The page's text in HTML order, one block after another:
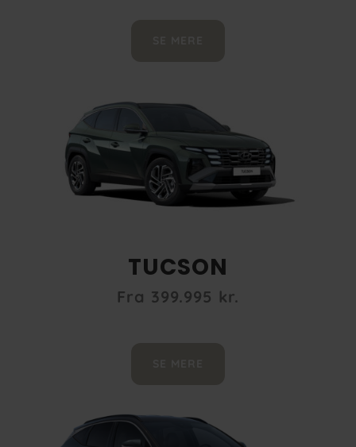
TUCSON
Fra 399.995 kr.